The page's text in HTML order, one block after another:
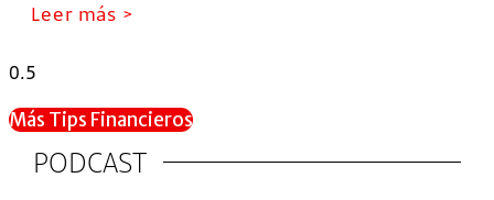
Leer más >
Más Tips Financieros
PODCAST